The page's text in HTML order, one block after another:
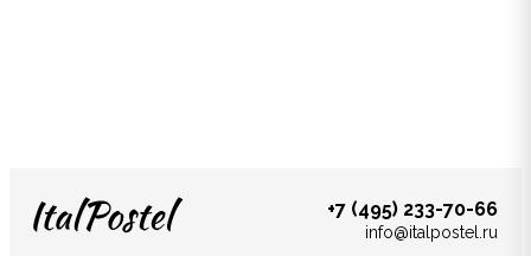
+7 (495) 233-70-66
info@italpostel.ru